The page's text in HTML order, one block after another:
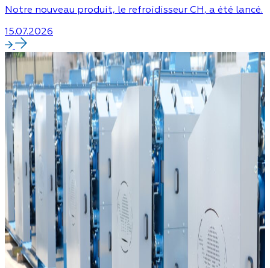
Notre nouveau produit, le refroidisseur CH, a été lancé.
15.07.2026